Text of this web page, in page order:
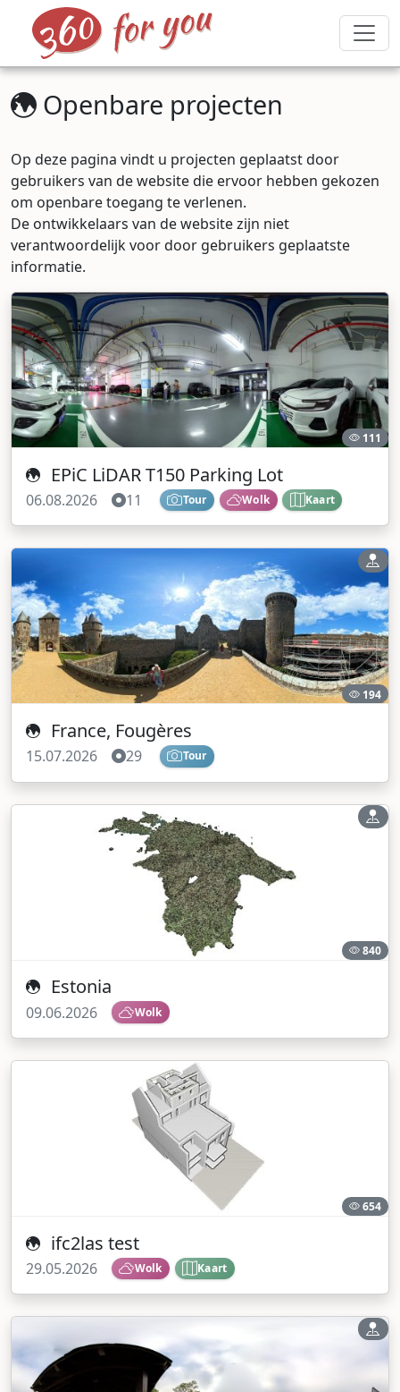
Openbare projecten
Op deze pagina vindt u projecten geplaatst door
gebruikers van de website die ervoor hebben gekozen
om openbare toegang te verlenen.
De ontwikkelaars van de website zijn niet
verantwoordelijk voor door gebruikers geplaatste
informatie.
111
EPiC LiDAR T150 Parking Lot
06.08.2026 11 Tour Wolk Kaart
194
France, Fougères
15.07.2026 29 Tour
840
Estonia
09.06.2026 Wolk
654
ifc2las test
29.05.2026 Wolk Kaart